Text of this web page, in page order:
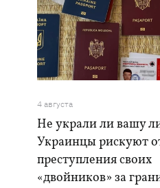
4 августа
Не украли ли вашу
Украинцы рискуют
преступления своих
«двойников» за